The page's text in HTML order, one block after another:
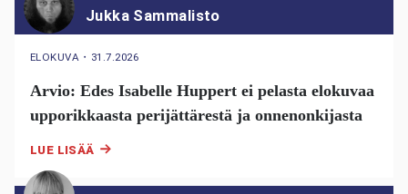
Jukka Sammalisto
ELOKUVA ・ 31.7.2026
Arvio: Edes Isabelle Huppert ei pelasta elokuvaa
upporikkaasta perijättärestä ja onnenonkijasta
LUE LISÄÄ